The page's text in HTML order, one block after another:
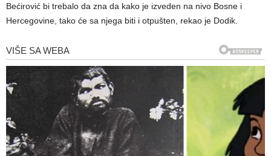
Bećirović bi trebalo da zna da kako je izveden na nivo Bosne i
Hercegovine, tako će sa njega biti i otpušten, rekao je Dodik.